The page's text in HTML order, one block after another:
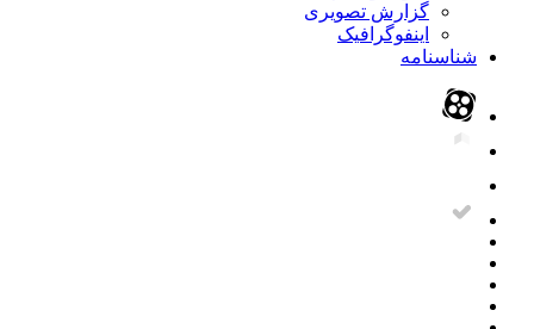
گزارش تصویری
اینفوگرافیک
شناسنامه